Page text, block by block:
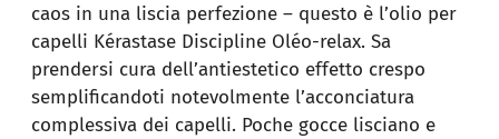
caos in una liscia perfezione – questo è l’olio per
capelli Kérastase Discipline Oléo-relax. Sa
prendersi cura dell’antiestetico effetto crespo
semplificandoti notevolmente l’acconciatura
complessiva dei capelli. Poche gocce lisciano e